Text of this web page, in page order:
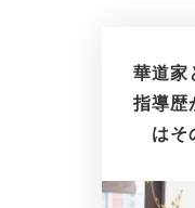
華道家
指導歴
はそ